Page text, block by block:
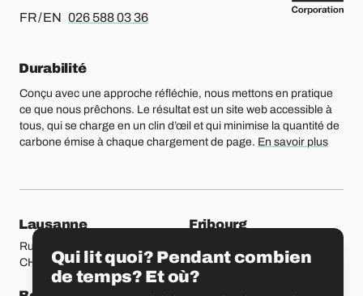
FR / EN Pour le français ou l’anglais, merci d’appeler le
026 588 03 36
Durabilité
Conçu avec une approche réfléchie, nous mettons en pratique
ce que nous prêchons. Le résultat est un site web accessible à
tous, qui se charge en un clin d’œil et qui minimise la quantité de
carbone émise à chaque chargement de page. En savoir plus
Nos bureaux
Lausanne
Rue Etraz 4
CH-1003 Lausanne
Fribourg
CH-1700 Fribourg
Qui lit quoi? Pendant combien
de temps? Et où?